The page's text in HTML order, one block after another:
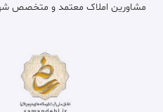
مشاورین املاک معتمد و متخصص